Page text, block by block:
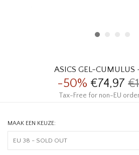
ASICS GEL-CUMULUS
-50% €74,97
Tax-Free for non-EU
MAAK EEN KEUZE: